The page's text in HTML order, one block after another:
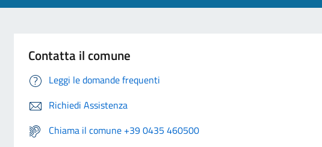
Contatta il comune
Leggi le domande frequenti
Richiedi Assistenza
Chiama il comune +39 0435 460500